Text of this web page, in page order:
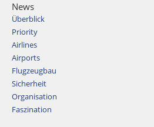
News
Überblick
Priority
Airlines
Airports
Flugzeugbau
Sicherheit
Organisation
Faszination